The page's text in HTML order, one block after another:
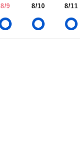
8/9 8/10 8/11